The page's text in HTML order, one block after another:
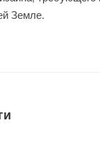
Земле.